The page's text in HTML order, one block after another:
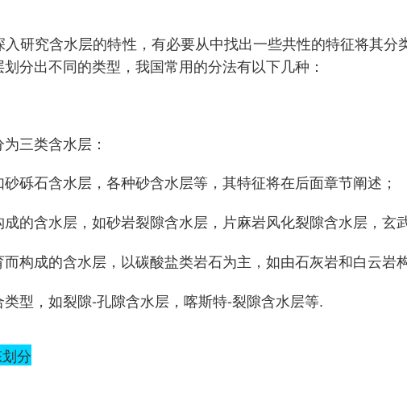
研究含水层的特性，有必要从中找出一些共性的特征将其
分出不同的类型，我国常用的分法有以下几种：
三类含水层：
砾石含水层，各种砂含水层等，其特征将在后面章节阐述；
的含水层，如砂岩裂隙含水层，片麻岩风化裂隙含水层，玄
构成的含水层，以碳酸盐类岩石为主，如由石灰岩和白云
型，如裂隙-孔隙含水层，喀斯特-裂隙含水层等.
分